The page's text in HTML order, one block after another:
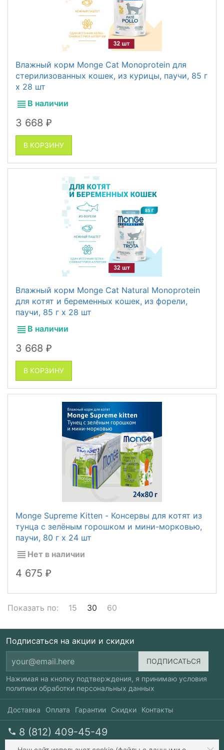
Влажный корм Monge Cat Monoprotein для
стерилизованных кошек, из курицы, паучи, 85 г
x 28 шт
В наличии
3 668 ₽
В КОРЗИНУ
Влажный корм Monge Cat Natural Monoprotein
для котят и беременных кошек, из форели,
паучи, 85 г x 28 шт
В наличии
3 668 ₽
В КОРЗИНУ
Monge Supreme Kitten - Консервы для котят из
тунца с зелёным горошком и мини-морковью,
паучи, 80 г x 24 шт
Нет в наличии
4 675 ₽
Показать по: 15 30 60
Подписаться на акции и скидки
Нажимая на кнопку подтверждения, я принимаю условия
политики обработки персональных данных
Доставка Оплата Гарантии Скидки Контакты
8 (812) 409-45-49
перезвоните мне